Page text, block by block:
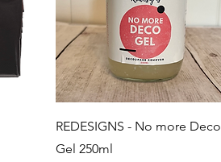
Schnellansicht
REDESIGNS - No more Deco
Gel 250ml